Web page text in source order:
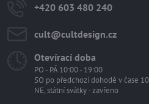
+420 603 480 240
cult​@cultdesign​.cz
Otevírací doba
PO - PÁ 10:00 - 19:00
SO po předchozí dohodě v čase
NE, státní svátky - zavřeno